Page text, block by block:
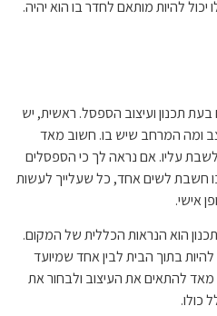
יכול להיות מותאם לחדר בו הוא יהיה.
תכנון ועיצוב הספסל. ראשית, יש
ומה המרחב שיש בו. חשוב מאד
עליו. אם נראה לך כי הספסלים
חשבת לשים אחד, כל שעלייך לעשות
אישי.
הוא הנראות הכללית של המקום.
בתוך הבית לבין אחד שמיועד
מאד להתאים את העיצוב ולבחור את
כולו.